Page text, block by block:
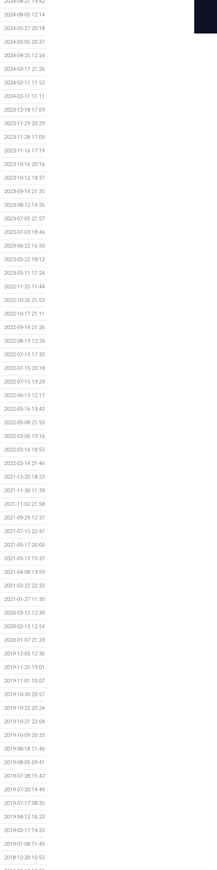
2024-08-05 12:14
2024-05-27 20:18
2024-05-05 20:37
2024-04-25 12:24
2024-03-17 21:26
2024-02-11 11:52
2024-02-11 11:11
2023-12-18 17:09
2023-11-29 20:29
2023-11-28 17:09
2023-11-16 17:19
2023-10-16 20:16
2023-10-12 18:37
2023-09-14 21:35
2023-08-12 14:26
2023-07-05 21:57
2023-07-03 18:46
2023-06-22 16:50
2023-05-22 18:12
2023-05-11 17:24
2022-11-25 11:44
2022-10-26 21:52
2022-10-17 21:11
2022-09-14 21:26
2022-08-19 12:24
2022-07-19 17:32
2022-07-15 20:18
2022-07-15 19:29
2022-06-13 12:17
2022-05-16 13:43
2022-05-08 21:55
2022-03-06 19:16
2022-02-16 18:55
2022-02-14 21:46
2021-12-20 18:23
2021-11-30 11:39
2021-11-02 21:58
2021-09-29 12:37
2021-07-15 22:47
2021-05-17 20:00
2021-05-13 15:37
2021-04-08 19:59
2021-02-22 22:32
2021-01-27 11:30
2020-03-12 12:30
2020-02-13 12:54
2020-01-07 21:23
2019-12-05 12:36
2019-11-20 19:01
2019-11-01 10:07
2019-10-30 20:57
2019-10-22 20:24
2019-10-21 22:04
2019-10-09 20:33
2019-08-18 11:46
2019-08-05 09:41
2019-07-28 15:42
2019-07-20 14:49
2019-07-17 08:35
2019-04-12 16:20
2019-02-17 14:32
2019-01-08 11:45
2018-12-20 10:55